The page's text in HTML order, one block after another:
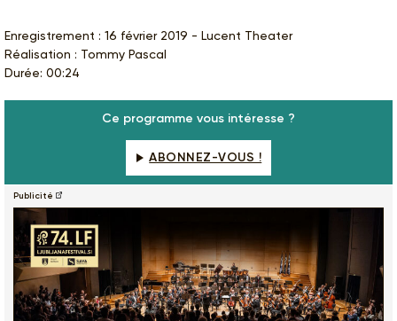
Enregistrement : 16 février 2019 - Lucent Theater
Réalisation : Tommy Pascal
Durée: 00:24
Ce programme vous intéresse ?
ABONNEZ-VOUS !
Publicité